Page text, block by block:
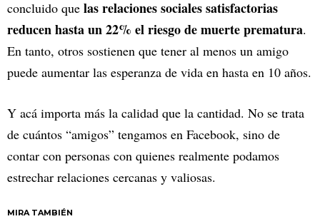
concluido que las relaciones sociales satisfactorias
reducen hasta un 22% el riesgo de muerte prematura.
En tanto, otros sostienen que tener al menos un amigo
puede aumentar las esperanza de vida en hasta en 10 años.
Y acá importa más la calidad que la cantidad. No se trata
de cuántos “amigos” tengamos en Facebook, sino de
contar con personas con quienes realmente podamos
estrechar relaciones cercanas y valiosas.
MIRA TAMBIÉN